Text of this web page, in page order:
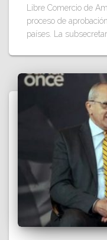
Libre Comercio de
proceso de
países. La